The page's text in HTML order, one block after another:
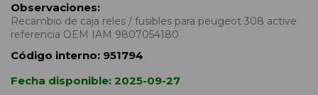
Observaciones:
Recambio de caja reles / fusibles para peugeot 308 active
referencia OEM IAM 9807054180
Código interno: 951794
Fecha disponible: 2025-09-27